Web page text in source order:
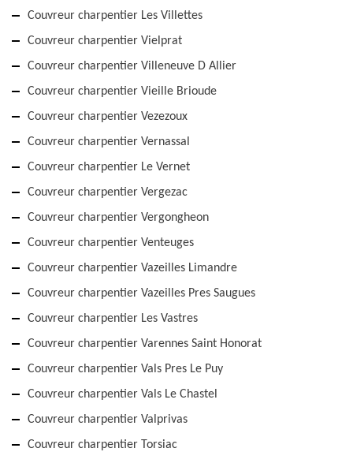
Couvreur charpentier Les Villettes
Couvreur charpentier Vielprat
Couvreur charpentier Villeneuve D Allier
Couvreur charpentier Vieille Brioude
Couvreur charpentier Vezezoux
Couvreur charpentier Vernassal
Couvreur charpentier Le Vernet
Couvreur charpentier Vergezac
Couvreur charpentier Vergongheon
Couvreur charpentier Venteuges
Couvreur charpentier Vazeilles Limandre
Couvreur charpentier Vazeilles Pres Saugues
Couvreur charpentier Les Vastres
Couvreur charpentier Varennes Saint Honorat
Couvreur charpentier Vals Pres Le Puy
Couvreur charpentier Vals Le Chastel
Couvreur charpentier Valprivas
Couvreur charpentier Torsiac